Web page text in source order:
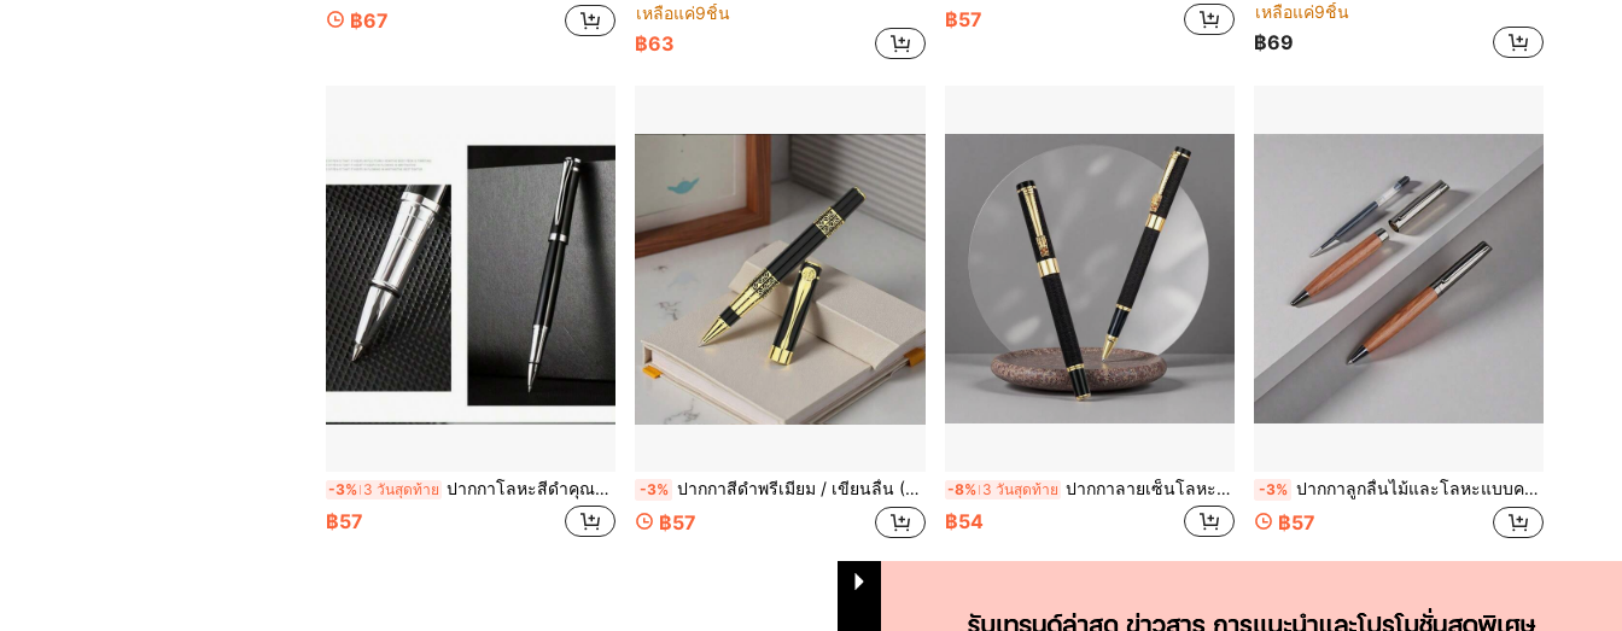
฿67
เหลือแค่9ชิ้น
฿63
฿57
เหลือแค่9ชิ้น
฿69
-3% 3 วันสุดท้าย ปากกาโลหะสีดำคุณภาพสูง / ไส้ปากกาที่สามารถเปลี่ยนได้ / เขียนได้อย่างราบรื่น / ปากกาสำหรับลงนามทางธุรกิจ, ของขวัญสำหรับผู้บริหารสำหรับการประชุมในสำนักงาน / เหมาะสำหรับอุปกรณ์สำนักงาน, เหมาะสำหรับทั้งผู้ชายและผู้หญิง, กลับไปโรงเรียน
฿57
-3% ปากกาสีดำพรีเมียม / เขียนลื่น (0.5 มม., เติมได้) - ปากกาเขียนสไตล์จีนสำหรับนักเรียนและใช้ในสำนักงาน; เหมาะสำหรับเป็นของขวัญธุรกิจสำหรับผู้ชายและผู้หญิง, กลับไปโรงเรียน
฿57
-8% 3 วันสุดท้าย ปากกาลายเซ็นโลหะแฟชั่น เขียนลื่น ผิวเคลือบแล็กเกอร์ลายย่น ปากกาของขวัญธุรกิจ ปากกาผู้บริหารระดับไฮเอนด์สำหรับผู้ชายและผู้หญิง ปากกาฝึกเขียนอักษรศิลป์สำหรับนักเรียน แบบเติมไส้ได้ กลับเข้าเรียน
฿54
-3% ปากกาลูกลื่นไม้และโลหะแบบคลาสสิก – ปากกาเซ็นชื่อธุรกิจไม้ธรรมชาติที่เติมได้; เหมาะสำหรับใช้ในสำนักงาน, ของขวัญสำหรับครูและนักเรียน, หรือการฝึกเขียนของนักเรียน
฿57
รวม 1 หน้า